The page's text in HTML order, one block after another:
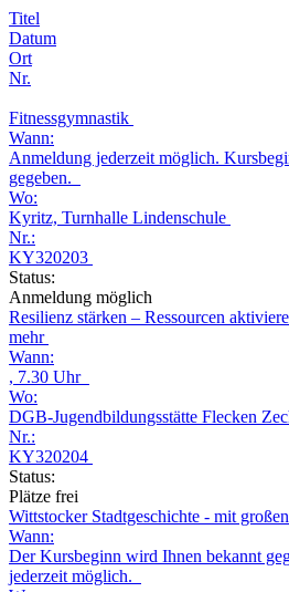
Titel
Datum
Ort
Nr.
Fitnessgymnastik
Wann:
Anmeldung jederzeit möglich.
gegeben.
Wo:
Kyritz, Turnhalle Lindenschule
Nr.:
KY320203
Status:
Anmeldung möglich
Resilienz stärken – Ressourcen
mehr
Wann:
, 7.30 Uhr
Wo:
DGB-Jugendbildungsstätte Flecken
Nr.:
KY320204
Status:
Plätze frei
Wittstocker Stadtgeschichte - mit
Wann:
Der Kursbeginn wird Ihnen bekannt
jederzeit möglich.